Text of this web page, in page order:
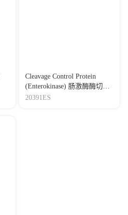
Cleavage Control Protein
(Enterokinase) 肠激酶酶切阳
性底物
20391ES